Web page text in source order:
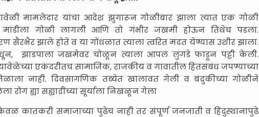
मामलेदार यांचा आदेश झुगारून गोळीबार झाला त्यात एक गोळी
मांडीला गोळी लागली आणि तो गंभीर जखमी होऊन तिथेच पडला.
सैरभैर झाले होते व या गोंधळात त्याला त्वरित मदत येण्यास उशीर झाला.
झाडपाला जखमेवर चोळून त्याला आपलं लुगडे फाडून पट्टी केली.
एकंदरीतच सामाजिक, राजकीय व गावातील हितसंबंध जपण्याच्या
नाही. दिवसागणिक तब्येत खालावत गेली व बंदुकीच्या गोळीने
ह्या सह्याद्रीच्या सूर्याला निखळून गेला
कातकरी समाजाच्या पुढेच नाही तर संपूर्ण जनजाती व हिंदुस्थानापुढे